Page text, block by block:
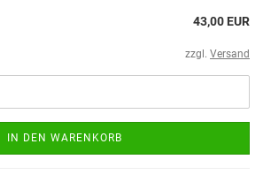
43,00 EUR
zzgl. Versand
IN DEN WARENKORB